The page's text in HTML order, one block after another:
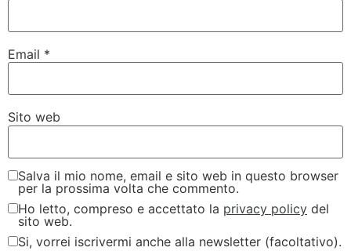
Email *
Sito web
Salva il mio nome, email e sito web in questo browser
per la prossima volta che commento.
Ho letto, compreso e accettato la privacy policy del
sito web.
Si, vorrei iscrivermi anche alla newsletter (facoltativo).